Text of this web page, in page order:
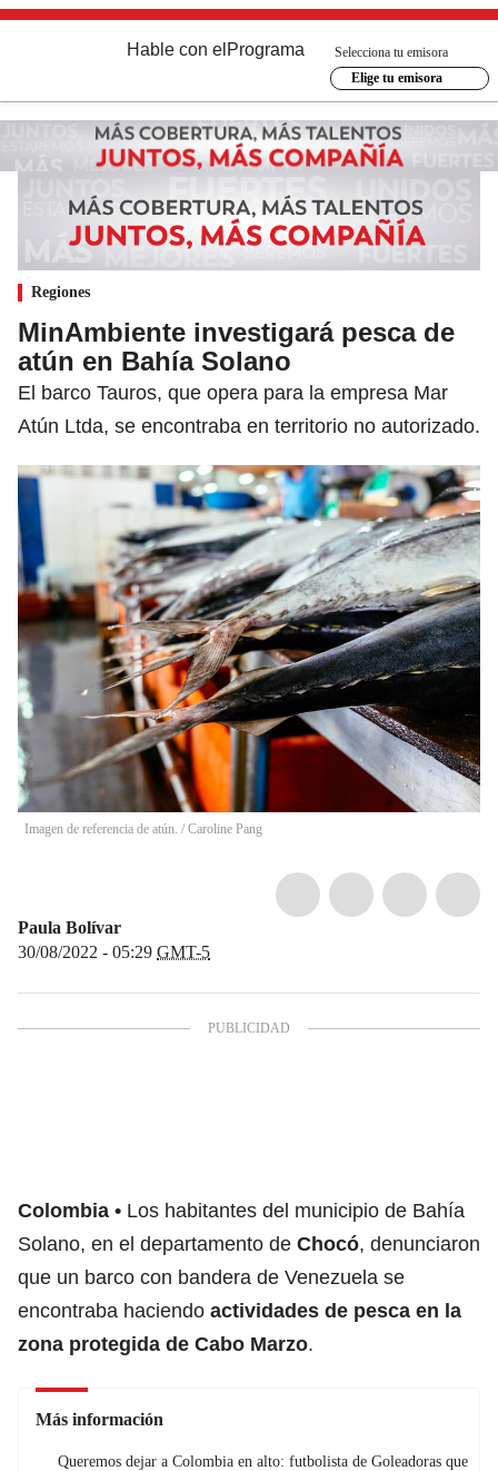
Hable con el Programa
Selecciona tu emisora
Elige tu emisora
Regiones
MinAmbiente investigará pesca de
atún en Bahía Solano
El barco Tauros, que opera para la empresa Mar
Atún Ltda, se encontraba en territorio no autorizado.
Imagen de referencia de atún. / Caroline Pang
Paula Bolívar
30/08/2022 - 05:29 GMT-5
Colombia
Los habitantes del municipio de Bahía
Solano, en el departamento de Chocó, denunciaron
que un barco con bandera de Venezuela se
encontraba haciendo actividades de pesca en la
zona protegida de Cabo Marzo.
Más información
Queremos dejar a Colombia en alto: futbolista de Goleadoras que